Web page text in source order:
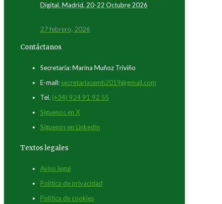
Digital. Madrid, 20-22 Octubre 2026
27 febrero, 2026
Contáctanos
Secretaría: Marina Muñoz Triviño
E-mail: secretariasemh2019@gmail.com
Tel. (+34) 924 91 92 55
Síguenos en X
Síguenos en LinkedIn
Textos legales
Aviso legal
Política de privacidad
Política de cookies